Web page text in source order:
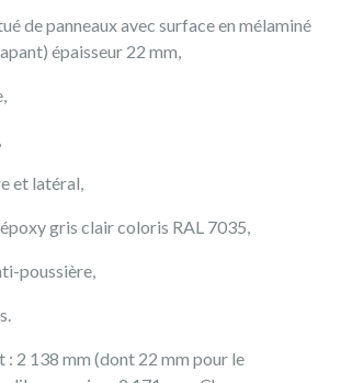
de panneaux avec surface en mélaminé
épaisseur 22 mm,
et latéral,
gris clair coloris RAL 7035,
poussière,
: 2 138 mm (dont 22 mm pour le